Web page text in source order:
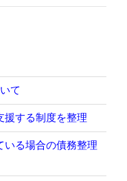
て
援する制度を整理
いる場合の債務整理